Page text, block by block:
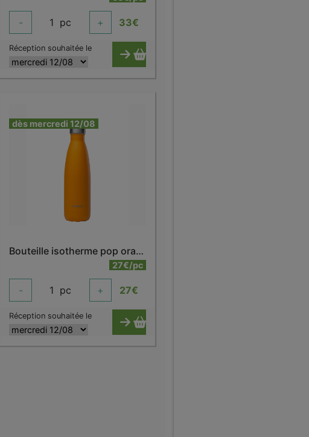
- 1 pc + 33€
Réception souhaitée le
dès mercredi 12/08
Bouteille isotherme pop orange 500 ml
27€/pc
- 1 pc + 27€
Réception souhaitée le